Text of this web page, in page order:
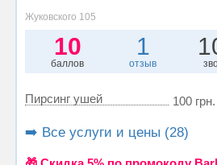
Жуковского 105
10
баллов
1
отзыв
Пирсинг ушей 100
➡️ Все услуги и цены (28)